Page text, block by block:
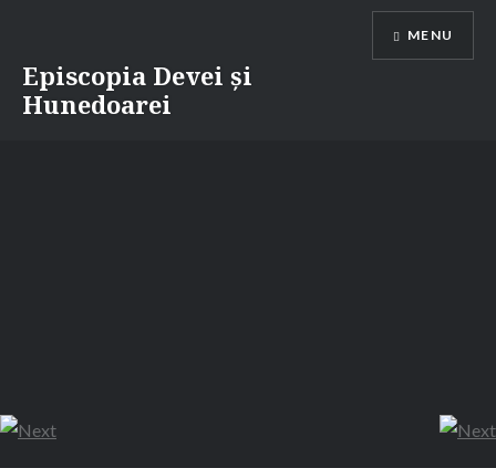
content
Episcopia Devei și
Hunedoarei
MENU